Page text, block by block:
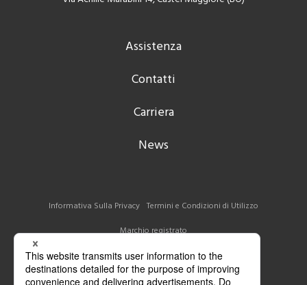
Assistenza
Contatti
Carriera
News
Informativa Sulla Privacy Termini e Condizioni di Utilizzo
Marchio registrato